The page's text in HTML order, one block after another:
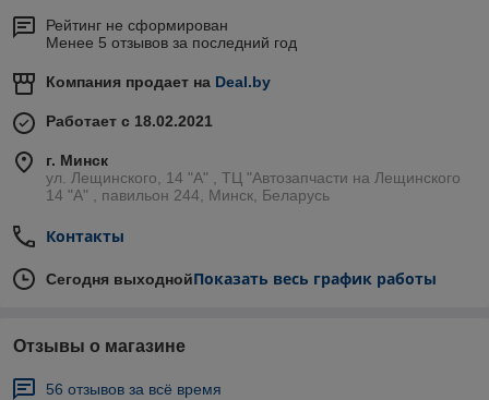
Рейтинг не сформирован
Менее 5 отзывов за последний год
Компания продает на Deal.by
Работает с 18.02.2021
г. Минск
ул. Лещинского, 14 "А" , ТЦ "Автозапчасти на Лещинcкого
14 "A" , павильон 244, Минск, Беларусь
Контакты
Сегодня выходнойПоказать весь график работы
Отзывы о магазине
56 отзывов за всё время